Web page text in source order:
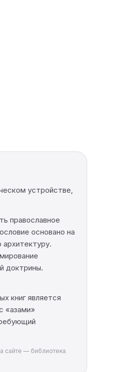
устройстве,
православное
основано на
архитектуру.
доктрины.
книг является
«азами»
сайте — библиотека